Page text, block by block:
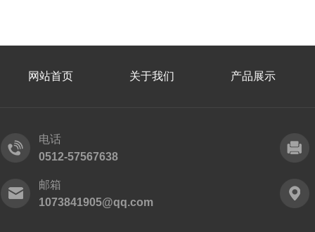
网站首页 关于我们 产品展示
电话
0512-57567638
邮箱
1073841905@qq.com